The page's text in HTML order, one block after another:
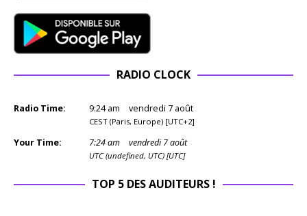
RADIO CLOCK
Radio Time: 9:24 am vendredi 7 août
CEST (Paris, Europe) [UTC+2]
Your Time: 7:24am vendredi 7 août
UTC (undefined, UTC) [UTC]
TOP 5 DES AUDITEURS !